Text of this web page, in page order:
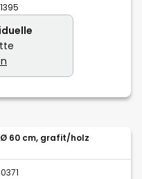
Ø 60 cm, grafit/holz